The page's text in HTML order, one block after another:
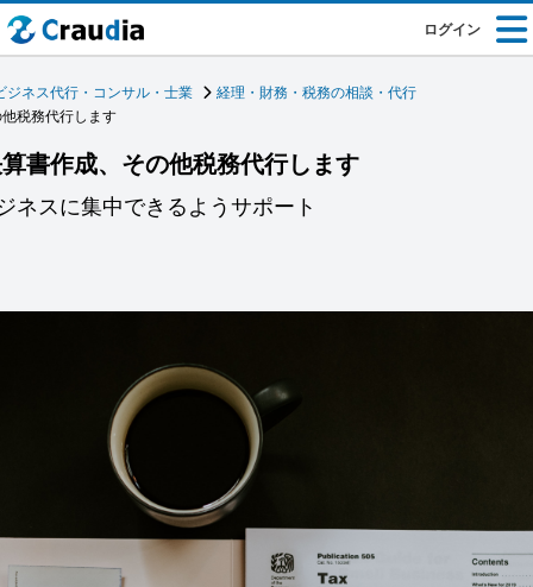
ログイン
ジネス代行・コンサル・士業
経理・財務・税務の相談・代行
税務代行します
書作成、その他税務代行します
ネスに集中できるようサポート